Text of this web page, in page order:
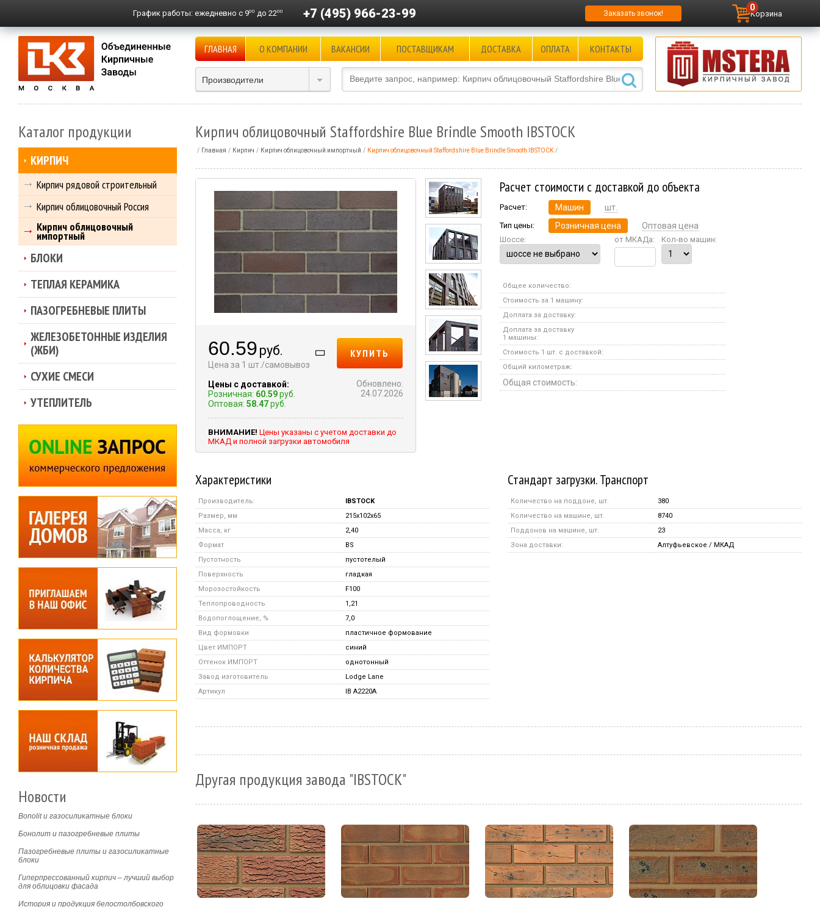
График работы: ежедневно с 900 до 2200 +7 (495) 966-23-99 Заказать звонок! Корзина
0
ГЛАВНАЯ О КОМПАНИИ ВАКАНСИИ ПОСТАВЩИКАМ ДОСТАВКА ОПЛАТА КОНТАКТЫ
Производители
Кирпич облицовочный Staffordshire Blue Brindle Smooth IBSTOCK
Главная Кирпич Кирпич облицовочный импортный Кирпич облицовочный Staffordshire Blue Brindle Smooth IBSTOCK
60.59 руб.
Цена за 1 шт./самовывоз
Цены с доставкой:
Розничная: 60.59руб.
Оптовая: 58.47руб.
КУПИТЬ
Обновлено:
24.07.2026
ВНИМАНИЕ! Цены указаны с учетом доставки до
МКАД и полной загрузки автомобиля
Расчет стоимости с доставкой до объекта
Расчет: Машин шт.
Тип цены: Розничная цена Оптовая цена
Шоссе: от МКАДа: Кол-во машин:
Общее количество:
Стоимость за 1 машину:
Доплата за доставку:
Доплата за доставку
1 машины:
Стоимость 1 шт. с доставкой:
Общий километраж:
Общая стоимость:
Характеристики
Производитель:
IBSTOCK
Размер, мм
215x102x65
Масса, кг
2,40
Формат
BS
Пустотность
пустотелый
Поверхность
гладкая
Морозостойкость
F100
Теплопроводность
1,21
Водопоглощение, %
7,0
Вид формовки
пластичное формование
Цвет ИМПОРТ
синий
Оттенок ИМПОРТ
однотонный
Завод изготовитель
Lodge Lane
Артикул
IB A2220A
Стандарт загрузки. Транспорт
Количество на поддоне, шт.
380
Количество на машине, шт.
8740
Поддонов на машине, шт.
23
Зона доставки:
Алтуфьевское / МКАД
Другая продукция завода "IBSTOCK"
Каталог продукции
КИРПИЧ
Кирпич рядовой строительный
Кирпич облицовочный Россия
Кирпич облицовочный
импортный
БЛОКИ
ТЕПЛАЯ КЕРАМИКА
ПАЗОГРЕБНЕВЫЕ ПЛИТЫ
ЖЕЛЕЗОБЕТОННЫЕ ИЗДЕЛИЯ
(ЖБИ)
СУХИЕ СМЕСИ
УТЕПЛИТЕЛЬ
Новости
Bonolit и газосиликатные блоки
Бонолит и пазогребневые плиты
Пазогребневые плиты и газосиликатные
блоки
Гиперпрессованный кирпич – лучший выбор
для облицовки фасада
История и продукция белостолбовского